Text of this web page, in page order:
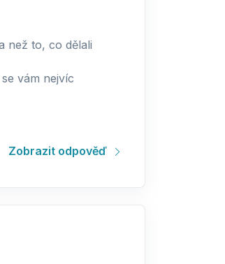
než to, co dělali
vám nejvíc
Zobrazit odpověď